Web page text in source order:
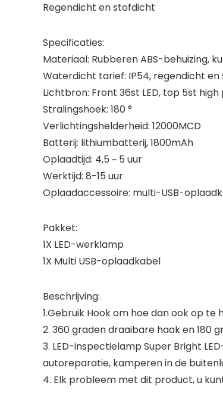
Regendicht en stofdicht
Specificaties:
Materiaal: Rubberen ABS-behuizing,
Waterdicht tarief: IP54, regendicht
Lichtbron: Front 36st LED, top 5st high
Stralingshoek: 180 °
Verlichtingshelderheid: 12000MCD
Batterij: lithiumbatterij, 1800mAh
Oplaadtijd: 4,5 ~ 5 uur
Werktijd: 8-15 uur
Oplaadaccessoire: multi-USB-
Pakket:
1X LED-werklamp
1X Multi USB-oplaadkabel
Beschrijving:
1.Gebruik Hook om hoe dan ook op
2. 360 graden draaibare haak en
3. LED-inspectielamp Super Bright
autoreparatie, kamperen in de
4. Elk probleem met dit product, u